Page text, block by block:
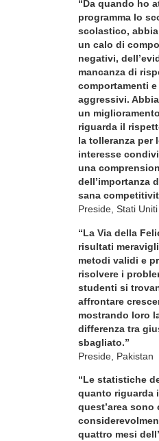
“Da quando ho
programma lo
scolastico,
un calo di
negativi,
mancanza di
comportamenti
aggressivi.
un
riguarda il
la tolleranza per
interesse
una
dell’importanza
sana
Preside, Stati Uniti
“La Via della
risultati
metodi validi e
risolvere i
studenti si
affrontare
mostrando loro
differenza tra
sbagliato.”
Preside, Pakistan
“Le statistiche
quanto riguarda
quest’area sono
quattro mesi